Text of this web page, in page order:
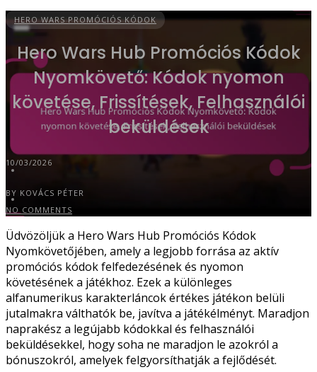
HERO WARS PROMÓCIÓS KÓDOK
Hero Wars Hub Promóciós Kódok
Nyomkövető: Kódok nyomon
követése, Frissítések, Felhasználói
beküldések
10/03/2026
BY KOVÁCS PÉTER
NO COMMENTS
Üdvözöljük a Hero Wars Hub Promóciós Kódok
Nyomkövetőjében, amely a legjobb forrása az aktív
promóciós kódok felfedezésének és nyomon
követésének a játékhoz. Ezek a különleges
alfanumerikus karakterláncok értékes játékon belüli
jutalmakra válthatók be, javítva a játékélményt. Maradjon
naprakész a legújabb kódokkal és felhasználói
beküldésekkel, hogy soha ne maradjon le azokról a
bónuszokról, amelyek felgyorsíthatják a fejlődését.